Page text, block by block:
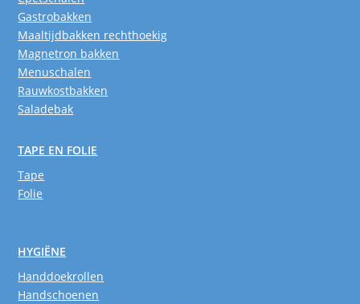
Gastrobakken
Maaltijdbakken rechthoekig
Magnetron bakken
Menuschalen
Rauwkostbakken
Saladebak
TAPE EN FOLIE
Tape
Folie
HYGIËNE
Handdoekrollen
Handschoenen